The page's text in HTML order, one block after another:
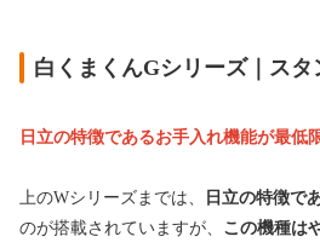
白くまくんGシリーズ｜スタ
日立の特徴であるお手入れ機能が最低
上のWシリーズまでは、 日立の特徴で
のが搭載されていますが、 この機種は